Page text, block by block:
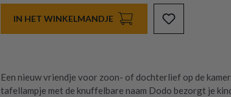
IN HET WINKELMANDJE
Een nieuw vriendje voor zoon- of dochterlief op de
tafellampje met de knuffelbare naam Dodo bezorgt je